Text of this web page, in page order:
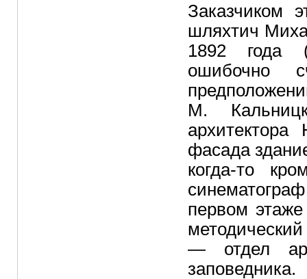
Заказчиком
шляхтич
1892 года
ошибочно
М.
фасада
когда-то
первом
— отдел
заповедника.